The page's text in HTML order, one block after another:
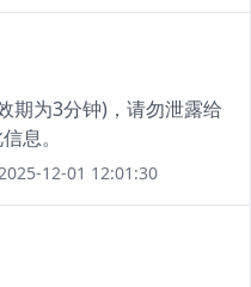
期为3分钟)，请勿泄露给
息。
12-01 12:01:30